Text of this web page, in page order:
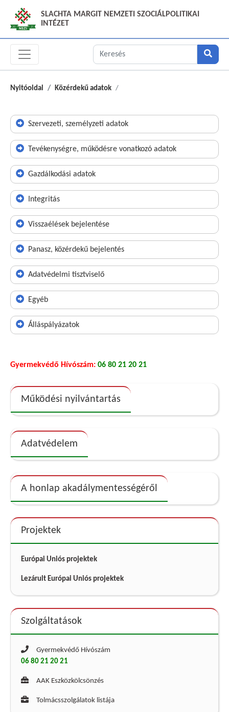
SLACHTA MARGIT NEMZETI SZOCIÁLPOLITIKAI
INTÉZET
Nyitóoldal Közérdekű adatok
Szervezeti, személyzeti adatok
Tevékenységre, működésre vonatkozó adatok
Gazdálkodási adatok
Integritás
Visszaélések bejelentése
Panasz, közérdekű bejelentés
Adatvédelmi tisztviselő
Egyéb
Álláspályázatok
Gyermekvédő Hívószám: 06 80 21 20 21
Működési nyilvántartás
Adatvédelem
A honlap akadálymentességéről
Projektek
Európai Uniós projektek
Lezárult Európai Uniós projektek
Szolgáltatások
Gyermekvédő Hívószám
06 80 21 20 21
AAK Eszközkölcsönzés
Tolmácsszolgálatok listája